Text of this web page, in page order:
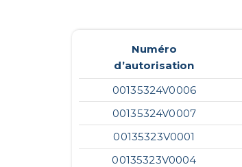
Numéro
d’autorisation
00135324V0006
00135324V0007
00135323V0001
00135323V0004